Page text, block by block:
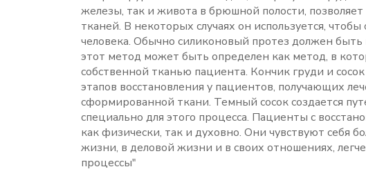
железы, так и живота в брюшной полости,
тканей. В некоторых случаях он используется,
человека. Обычно силиконовый протез должен
этот метод может быть определен как метод, в
собственной тканью пациента. Кончик груди и
этапов восстановления у пациентов, получающих
сформированной ткани. Темный сосок создается
специально для этого процесса. Пациенты с
как физически, так и духовно. Они чувствуют себя
жизни, в деловой жизни и в своих отношениях,
процессы"